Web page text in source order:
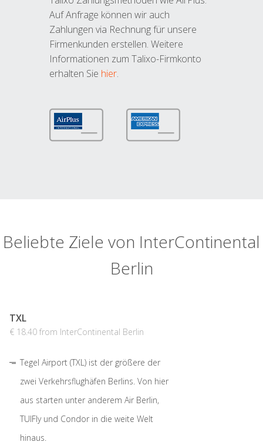
Auf Anfrage können wir auch
Zahlungen via Rechnung für unsere
Firmenkunden erstellen. Weitere
Informationen zum Talixo-Firmkonto
erhalten Sie hier.
Beliebte Ziele von InterContinental
Berlin
TXL
€ 18.40 from InterContinental Berlin
Tegel Airport (TXL) ist der größere der
zwei Verkehrsflughäfen Berlins. Von hier
aus starten unter anderem Air Berlin,
TUIFly und Condor in die weite Welt
hinaus.